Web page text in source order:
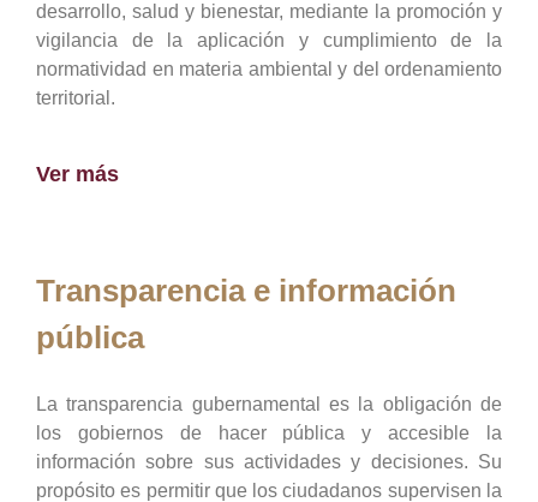
desarrollo, salud y bienestar, mediante la promoción y
vigilancia de la aplicación y cumplimiento de la
normatividad en materia ambiental y del ordenamiento
territorial.
Ver más
Transparencia e información
pública
La transparencia gubernamental es la obligación de
los gobiernos de hacer pública y accesible la
información sobre sus actividades y decisiones. Su
propósito es permitir que los ciudadanos supervisen la